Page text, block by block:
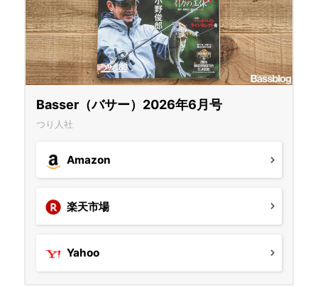
Basser（バサー）2026年6月号
つり人社
Amazon
楽天市場
Yahoo